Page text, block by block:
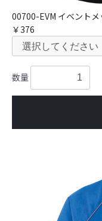
00700-EVM イベント
￥376
数量